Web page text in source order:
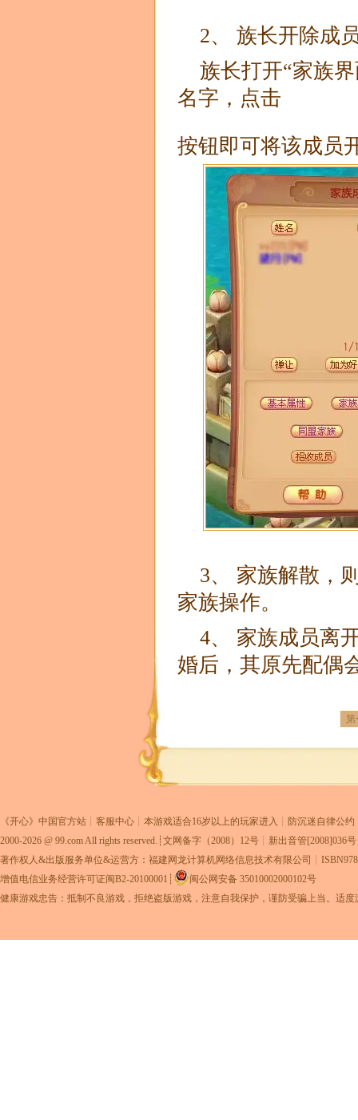
2、 族长开除成
族长打开“家族
名字，点击
按钮即可将该成员
3、 家族解散，
家族操作。
4、 家族成员离
婚后，其原先配偶
第
《开心》中国官方站┊ 客服中心 ┊本游戏适合16岁以上的玩家进入┊ 防沉迷自律公约
2000-2026 @ 99.comAll rights reserved.┊ 文网备字（2008）12号 ┊新出音管[2008]036
著作权人&出版服务单位&运营方：福建网龙计算机网络信息技术有限公司
增值电信业务经营许可证闽B2-20100001 ┊
闽公网安备 35010002000102号
健康游戏忠告：抵制不良游戏，拒绝盗版游戏，注意自我保护，谨防受骗上当。适